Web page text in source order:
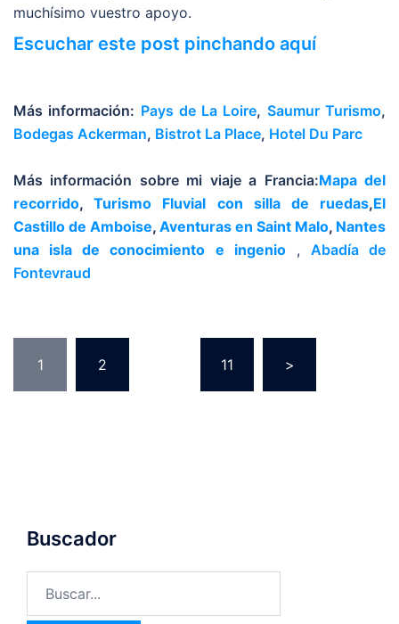
muchísimo vuestro apoyo.
Escuchar este post pinchando aquí
Más información: Pays de La Loire, Saumur Turismo,
Bodegas Ackerman, Bistrot La Place, Hotel Du Parc
Más información sobre mi viaje a Francia:Mapa del
recorrido,Turismo Fluvial con silla de ruedas,El
Castillo de Amboise, Aventuras en Saint Malo, Nantes
una isla de conocimiento e ingenio, Abadía de
Fontevraud
1 2 11 >
Buscador